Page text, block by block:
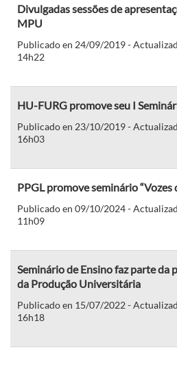
Divulgadas sessões de
MPU
Publicado en 24/09/2019 -
14h22
HU-FURG promove seu I
Publicado en 23/10/2019 -
16h03
PPGL promove seminário “Vozes
Publicado en 09/10/2024 -
11h09
Seminário de Ensino faz parte da
da Produção Universitária
Publicado en 15/07/2022 -
16h18